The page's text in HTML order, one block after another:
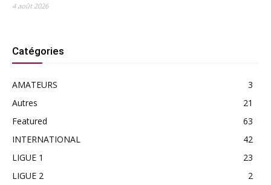
4 août 2026
Catégories
AMATEURS
3
Autres
21
Featured
63
INTERNATIONAL
42
LIGUE 1
23
LIGUE 2
2